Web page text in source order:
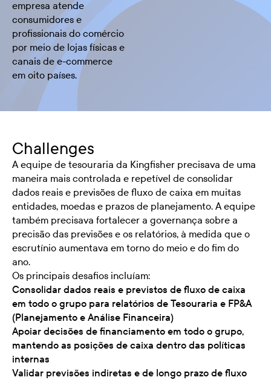
empresa atende
consumidores e
profissionais do comércio
por meio de lojas físicas e
canais de e-commerce
em oito países.
Challenges
A equipe de tesouraria da Kingfisher precisava de uma
maneira mais controlada e repetível de consolidar
dados reais e previsões de fluxo de caixa em muitas
entidades, moedas e prazos de planejamento. A equipe
também precisava fortalecer a governança sobre a
precisão das previsões e os relatórios, à medida que o
escrutínio aumentava em torno do meio e do fim do
ano.
Os principais desafios incluíam:
Consolidar dados reais e previstos de fluxo de caixa
em todo o grupo para relatórios de Tesouraria e FP&A
(Planejamento e Análise Financeira)
Apoiar decisões de financiamento em todo o grupo,
mantendo as posições de caixa dentro das políticas
internas
Validar previsões indiretas e de longo prazo de fluxo